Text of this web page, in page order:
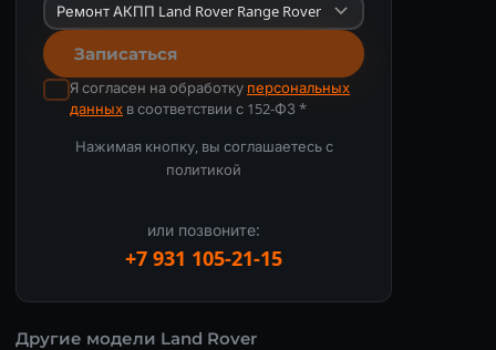
Записаться
Я согласен на обработку персональных
данных в соответствии с 152-ФЗ *
Нажимая кнопку, вы соглашаетесь с
политикой
или позвоните:
+7 931 105-21-15
Другие модели Land Rover